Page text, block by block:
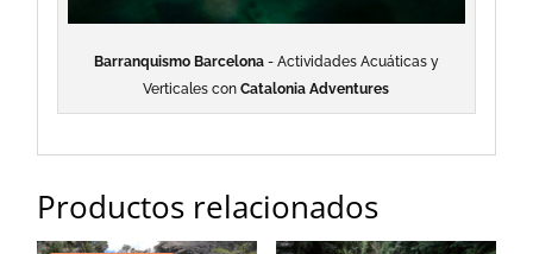
Barranquismo Barcelona- Actividades Acuáticas y
Verticales conCatalonia Adventures
Productos relacionados